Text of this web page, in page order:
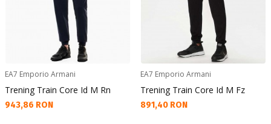
EA7 Emporio Armani
Trening Train Core Id M Rn
Текуща цена:
943,86 RON
EA7 Emporio Armani
Trening Train Core Id M Fz
Текуща цена:
891,40 RON